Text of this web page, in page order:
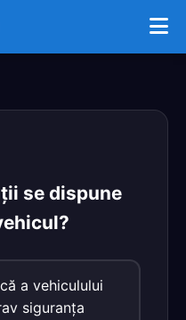
se dispune
a vehiculului
siguranţa